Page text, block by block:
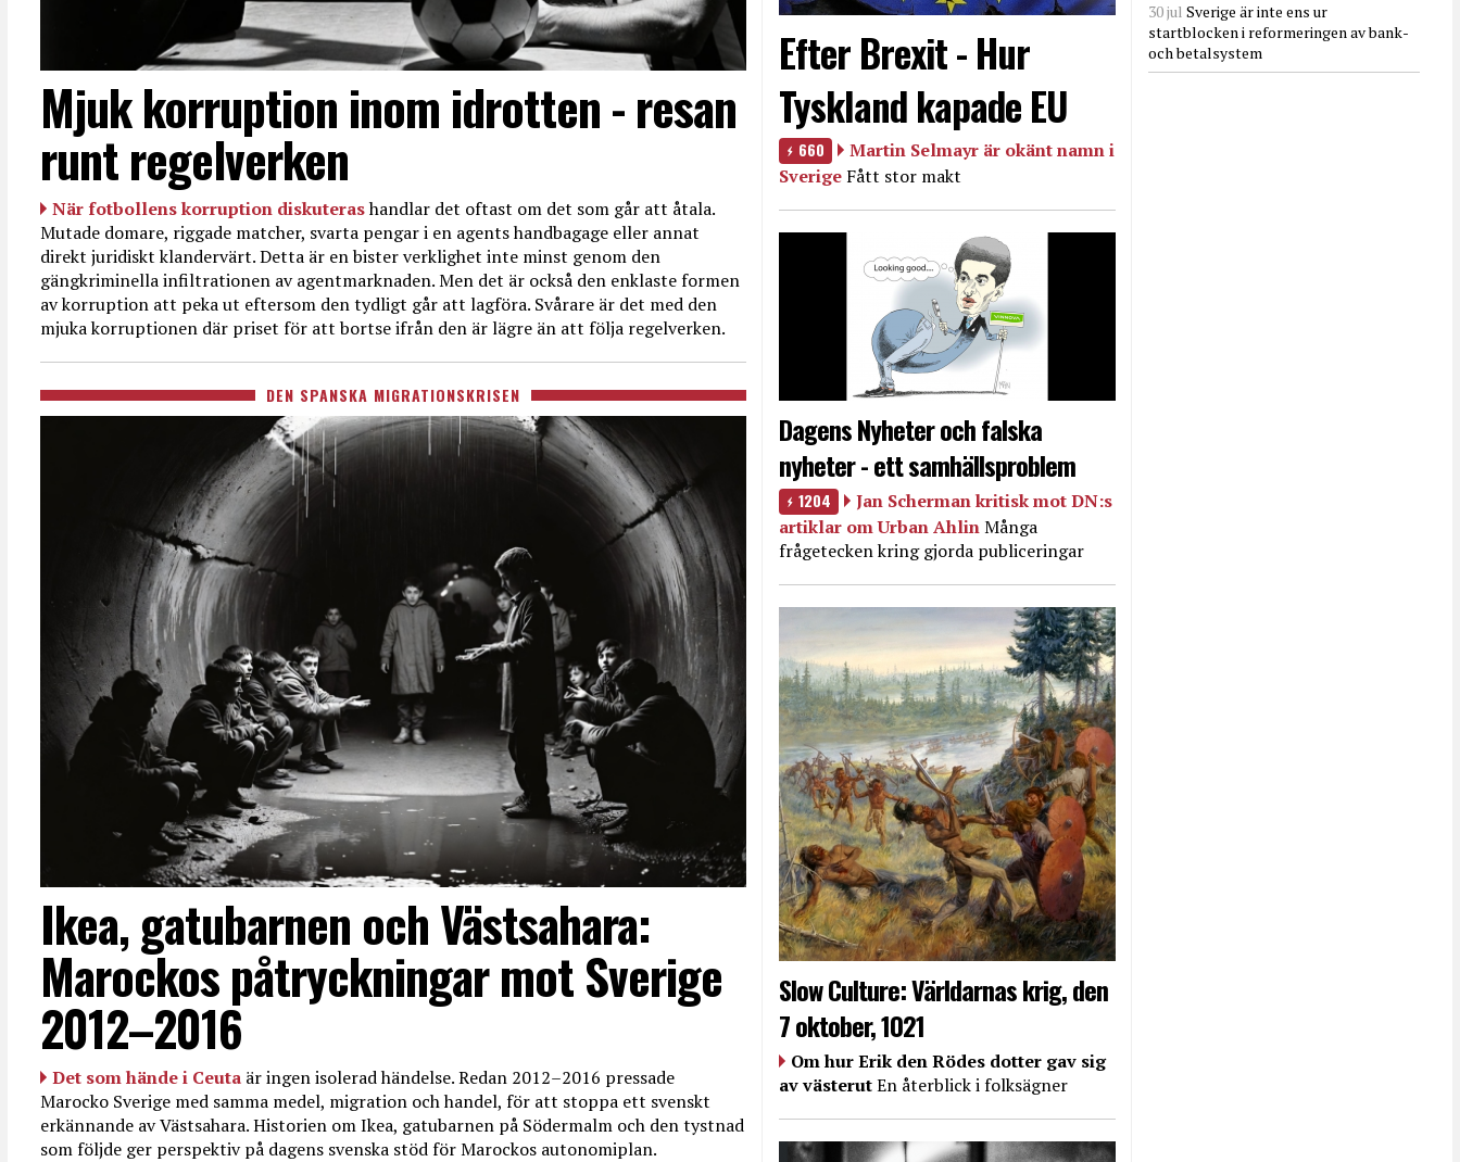
Mjuk korruption inom idrotten - resan
runt regelverken
När fotbollens korruption diskuterashandlar det oftast om det som går att åtala.
Mutade domare, riggade matcher, svarta pengar i en agents handbagage eller annat
direkt juridiskt klandervärt. Detta är en bister verklighet inte minst genom den
gängkriminella infiltrationen av agentmarknaden. Men det är också den enklaste formen
av korruption att peka ut eftersom den tydligt går att lagföra. Svårare är det med den
mjuka korruptionen där priset för att bortse ifrån den är lägre än att följa regelverken.
DEN SPANSKA MIGRATIONSKRISEN
Ikea, gatubarnen och Västsahara:
Marockos påtryckningar mot Sverige
2012–2016
Det som hände i Ceuta är ingen isolerad händelse. Redan 2012–2016 pressade
Marocko Sverige med samma medel, migration och handel, för att stoppa ett svenskt
erkännande av Västsahara. Historien om Ikea, gatubarnen på Södermalm och den tystnad
som följde ger perspektiv på dagens svenska stöd för Marockos autonomiplan.
Efter Brexit - Hur
Tyskland kapade EU
660
Martin Selmayr är okänt namn i
Sverige Fått stor makt
Dagens Nyheter och falska
nyheter - ett samhällsproblem
1204
Jan Scherman kritisk mot DN:s
artiklar om Urban AhlinMånga
frågetecken kring gjorda publiceringar
Slow Culture: Världarnas krig, den
7 oktober, 1021
Om hur Erik den Rödes dotter gav sig
av västerutEn återblick i folksägner
30 jul Sverige är inte ens ur
startblocken i reformeringen av bank-
och betalsystem